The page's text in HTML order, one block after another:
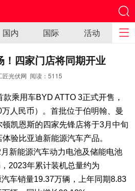
国内 国际 活动
！四家门店将同期开业
光伏网 阅读： 5115
乘用车BYD ATTO 3正式开售，
人民币）。首批位于伯明翰、曼
凯恩斯的四家先锋店将于3月中旬
验比亚迪新能源汽车产品。
新能源汽车动力电池及储能电池
2023年累计装机总量约为
车销量19.37万辆，上年同期8.83